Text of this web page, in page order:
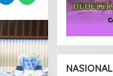
NASIONAL